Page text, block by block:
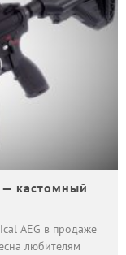
— кастомный
AEG в продаже
любителям